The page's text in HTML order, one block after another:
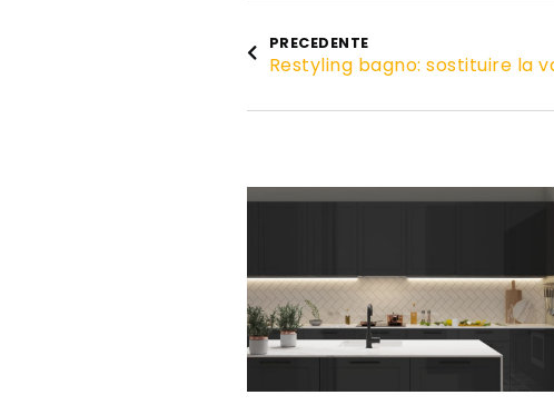
PRECEDENTE